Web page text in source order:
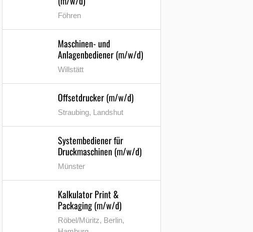
Föhren
Maschinen- und
Anlagenbediener (m/w/d)
Willstätt
Offsetdrucker (m/w/d)
Straubing, Landshut
Systembediener für
Druckmaschinen (m/w/d)
Münster
Kalkulator Print &
Packaging (m/w/d)
Röbel/Müritz, Berlin,